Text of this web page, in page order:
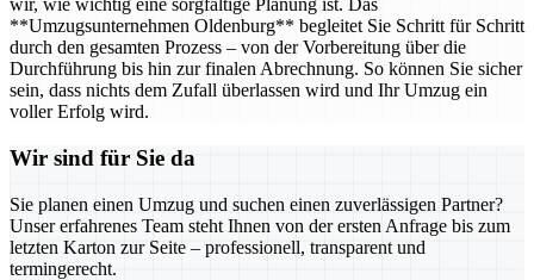
wir, wie wichtig eine sorgfältige Planung ist. Das
**Umzugsunternehmen Oldenburg** begleitet Sie Schritt für Schritt
durch den gesamten Prozess – von der Vorbereitung über die
Durchführung bis hin zur finalen Abrechnung. So können Sie sicher
sein, dass nichts dem Zufall überlassen wird und Ihr Umzug ein
voller Erfolg wird.
Wir sind für Sie da
Sie planen einen Umzug und suchen einen zuverlässigen Partner?
Unser erfahrenes Team steht Ihnen von der ersten Anfrage bis zum
letzten Karton zur Seite – professionell, transparent und
termingerecht.